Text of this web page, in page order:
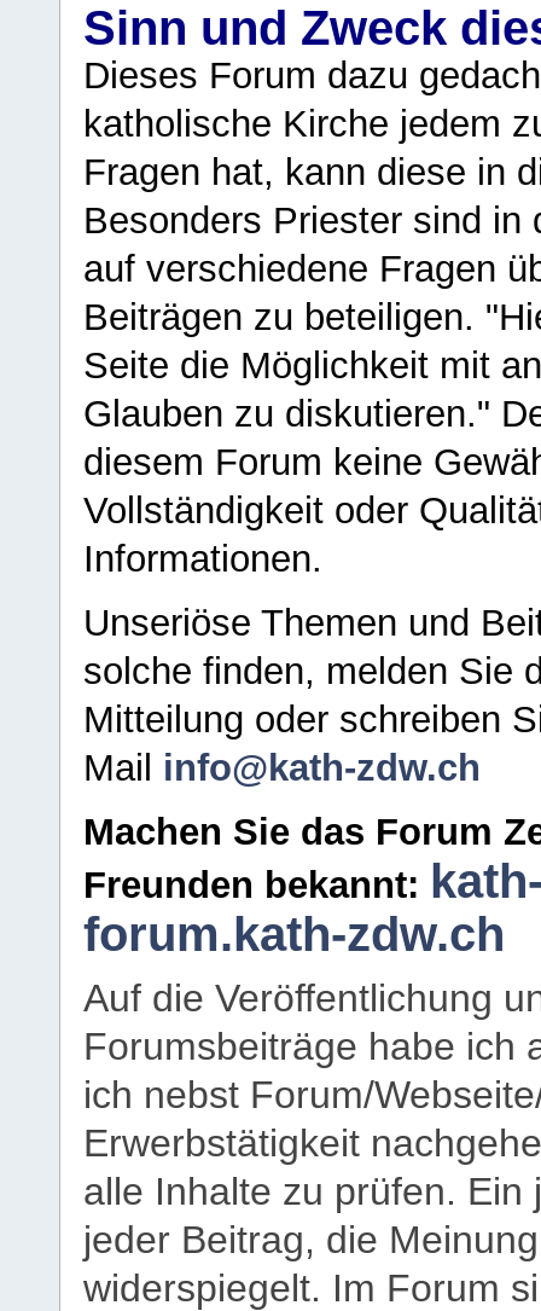
Sinn und Zweck
Dieses Forum dazu
katholische Kirche jedem
Fragen hat, kann diese in
Besonders Priester sind in
auf verschiedene Fragen
Beiträgen zu beteiligen.
Seite die Möglichkeit mit
Glauben zu diskutieren."
diesem Forum keine
Vollständigkeit oder
Informationen.
Unseriöse Themen und
solche finden, melden Sie
Mitteilung oder schreiben
Mail info@kath-zdw.ch
Machen Sie das Forum
Freunden bekannt:
forum.kath-zdw.ch
Auf die Veröffentlichung
Forumsbeiträge habe ich
ich nebst Forum/
Erwerbstätigkeit
alle Inhalte zu prüfen.
jeder Beitrag, die
widerspiegelt. Im Forum